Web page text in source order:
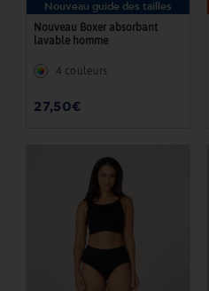
s
d
n
Nouveau guide des tailles
Nouveau Boxer absorbant
lavable homme
4 couleurs
27,50€